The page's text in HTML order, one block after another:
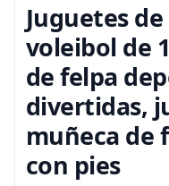
Juguetes
voleibol de
de felpa
divertidas,
muñeca de
con pies